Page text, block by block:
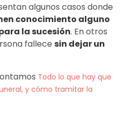
algunos casos donde
conocimiento alguno
la sucesión. En otros
fallece sin dejar un
Todo lo que hay que
y cómo tramitar la